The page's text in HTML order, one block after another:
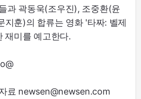
과 곽동욱(조우진), 조중환(윤
지훈)의 합류는 영화 '타짜: 벨제
재미를 예고한다.
료 newsen@newsen.com